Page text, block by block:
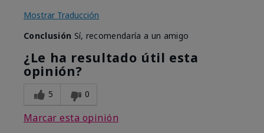
Mostrar Traducción
Conclusión Sí, recomendaría a un amigo
¿Le ha resultado útil esta
opinión?
5 0
Marcar esta opinión